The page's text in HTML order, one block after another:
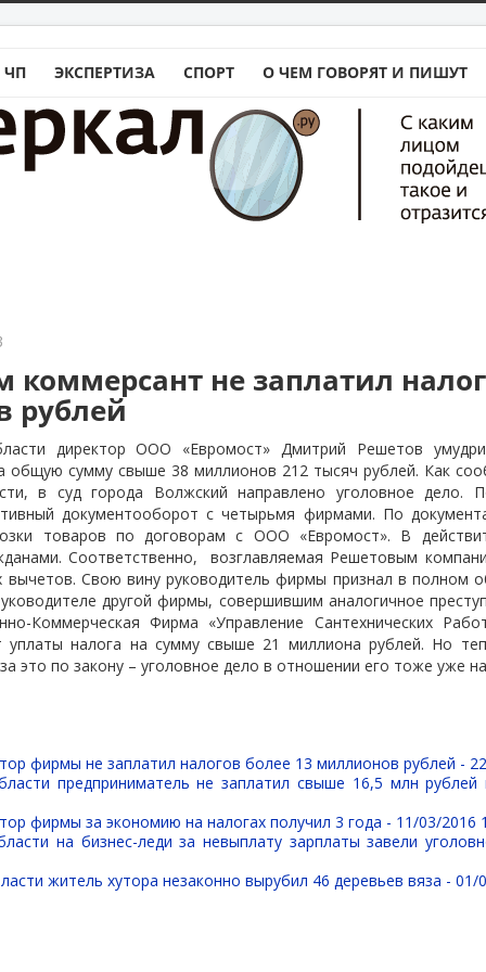
ЧП ЭКСПЕРТИЗА СПОРТ О ЧЕМ ГОВОРЯТ И ПИШУТ
коммерсант не заплатил
рублей
директор ООО «Евромост» Дмитрий Решетов
общую сумму свыше 38 миллионов 212 тысяч рублей. Как
в суд города Волжский направлено уголовное дело.
документооборот с четырьмя фирмами. По
товаров по договорам с ООО «Евромост». В
Соответственно,
возглавляемая Решетовым
вычетов. Свою вину руководитель фирмы признал в полном
другой фирмы, совершившим аналогичное
Коммерческая Фирма «Управление Сантехнических
уплаты налога на сумму свыше 21 миллиона рублей. Но
это по закону – уголовное дело в отношении его тоже уже
фирмы не заплатил налогов более 13 миллионов рублей -
предприниматель не заплатил свыше 16,5 млн
фирмы за экономию на налогах получил 3 года - 11/03/2016
на бизнес-леди за невыплату зарплаты завели
житель хутора незаконно вырубил 46 деревьев вяза -01/